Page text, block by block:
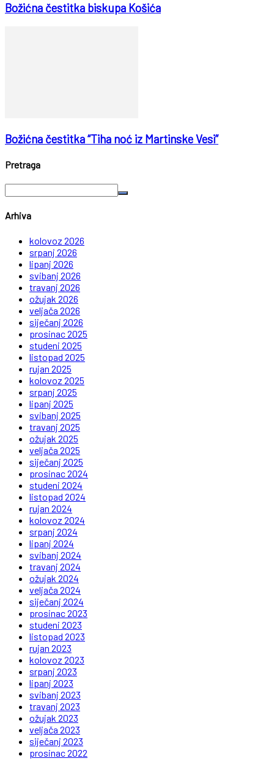
Božićna čestitka biskupa Košića
Božićna čestitka “Tiha noć iz Martinske Vesi”
Pretraga
Arhiva
kolovoz 2026
srpanj 2026
lipanj 2026
svibanj 2026
travanj 2026
ožujak 2026
veljača 2026
siječanj 2026
prosinac 2025
studeni 2025
listopad 2025
rujan 2025
kolovoz 2025
srpanj 2025
lipanj 2025
svibanj 2025
travanj 2025
ožujak 2025
veljača 2025
siječanj 2025
prosinac 2024
studeni 2024
listopad 2024
rujan 2024
kolovoz 2024
srpanj 2024
lipanj 2024
svibanj 2024
travanj 2024
ožujak 2024
veljača 2024
siječanj 2024
prosinac 2023
studeni 2023
listopad 2023
rujan 2023
kolovoz 2023
srpanj 2023
lipanj 2023
svibanj 2023
travanj 2023
ožujak 2023
veljača 2023
siječanj 2023
prosinac 2022